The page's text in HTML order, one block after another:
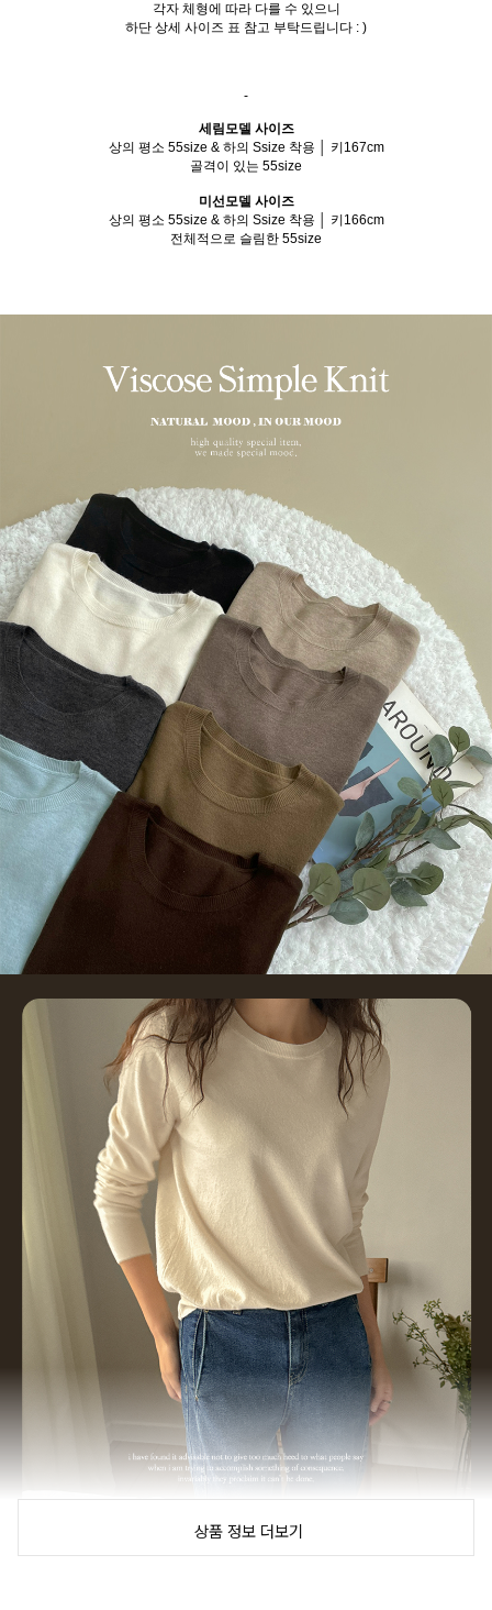
각자 체형에 따라 다를 수 있으니
하단 상세 사이즈 표 참고 부탁드립니다 : )
-
세림모델 사이즈
상의 평소 55size & 하의 Ssize 착용 │ 키167cm
골격이 있는 55size
미선모델 사이즈
상의 평소 55size & 하의 Ssize 착용 │ 키166cm
전체적으로 슬림한 55size
상품 정보 더보기